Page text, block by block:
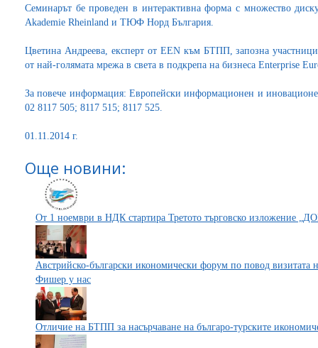
Семинарът бе проведен в интерактивна форма с множество
Akademie Rheinland и ТЮФ Норд България.
Цветина Андреева, експерт от EEN към БТПП, запозна
от най-голямата мрежа в света в подкрепа на бизнеса Enterprise
За повече информация: Европейски информационен и
02 8117 505; 8117 515; 8117 525.
01.11.2014 г.
Още новини:
От 1 ноември в НДК стартира Третото търговско
Австрийско-български икономически форум по повод визитата
Фишер у нас
Отличие на БТПП за насърчаване на българо-турските